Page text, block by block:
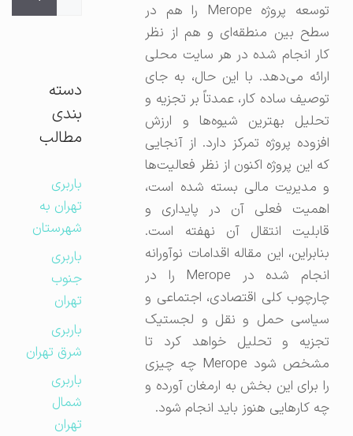
توسعه پروژه Merope را هم در
سطح بین منطقه‌ای و هم از نظر
کار انجام شده در هر سایت محلی
ارائه می‌دهد. با این حال، به جای
توصیف ساده کار، عمدتاً بر تجزیه و
تحلیل بهترین شیوه‌ها و ارزش
افزوده پروژه تمرکز دارد. از آنجایی
که این پروژه اکنون از نظر فعالیت‌ها
و مدیریت مالی بسته شده است،
اهمیت فعلی آن در پایداری و
قابلیت انتقال آن نهفته است.
بنابراین، این مقاله اقدامات نوآورانه
انجام شده در Merope را در
چارچوب کلی اقتصادی، اجتماعی و
سیاسی حمل و نقل و لجستیک
تجزیه و تحلیل خواهد کرد تا
مشخص شود Merope چه چیزی
را برای این بخش به ارمغان آورده و
چه کارهایی هنوز باید انجام شود.
دسته
بندی
مطالب
باربری
تهران به
شهرستان
باربری
جنوب
تهران
باربری
شرق تهران
باربری
شمال
تهران